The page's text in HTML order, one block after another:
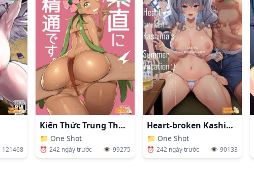
121468
Kiến Thức Trung Thực Về Sex
📁 One Shot
⏰ 242 ngày trước 👁️ 99275
Heart-broken Kashima's Summer Vacation 2
📁 One Shot
⏰ 242 ngày trước 👁️ 90133